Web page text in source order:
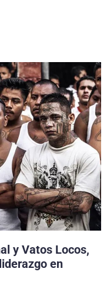
y Vatos Locos,
en